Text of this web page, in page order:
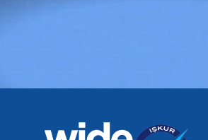
Doğru